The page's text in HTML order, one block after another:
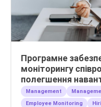
Програмне
моніторингу
полегшення
кадрів та
командами
Management
Employee Monitoring